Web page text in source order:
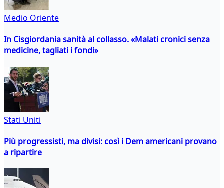
Medio Oriente
In Cisgiordania sanità al collasso. «Malati cronici senza
medicine, tagliati i fondi»
Stati Uniti
Più progressisti, ma divisi: così i Dem americani provano
a ripartire